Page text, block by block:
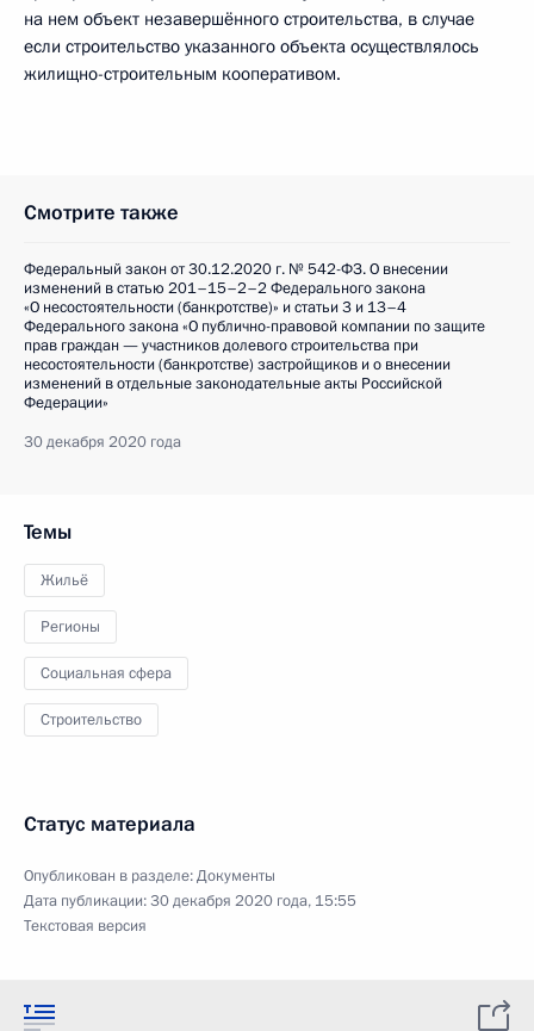
на нем объект незавершённого строительства, в случае
если строительство указанного объекта осуществлялось
жилищно-строительным кооперативом.
Смотрите также
Федеральный закон от 30.12.2020 г. № 542-ФЗ. О внесении
изменений в статью 201–15–2–2 Федерального закона
«О несостоятельности (банкротстве)» и статьи 3 и 13–4
Федерального закона «О публично-правовой компании по защите
прав граждан — участников долевого строительства при
несостоятельности (банкротстве) застройщиков и о внесении
изменений в отдельные законодательные акты Российской
Федерации»
30 декабря 2020 года
Темы
Жильё
Регионы
Социальная сфера
Строительство
Статус материала
Опубликован в разделе:Документы
Дата публикации:30 декабря 2020 года, 15:55
Текстовая версия